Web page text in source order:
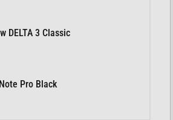
DELTA 3 Classic
Pro Black